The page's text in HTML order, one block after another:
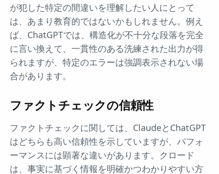
が犯した特定の間違いを理解したい人にとって
は、あまり教育的ではないかもしれません。例え
ば、ChatGPTでは、構造化が不十分な段落を完全
に言い換えて、一貫性のある洗練された出力が得
られますが、特定のエラーは強調表示されない場
合があります。
ファクトチェックの信頼性
ファクトチェックに関しては、ClaudeとChatGPT
はどちらも高い信頼性を示していますが、パフォ
ーマンスには顕著な違いがあります。クロード
は、事実に基づく情報を明確かつわかりやすい方